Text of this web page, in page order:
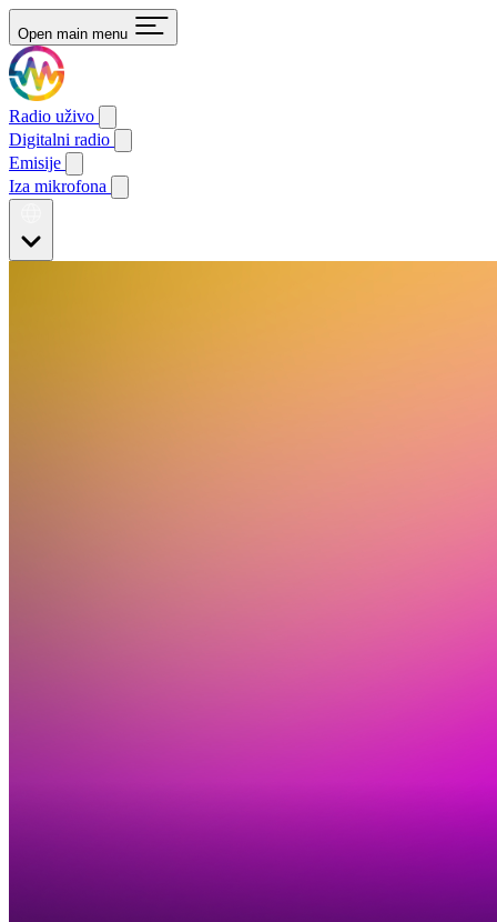
Open main menu
Radio uživo
Digitalni radio
Emisije
Iza mikrofona